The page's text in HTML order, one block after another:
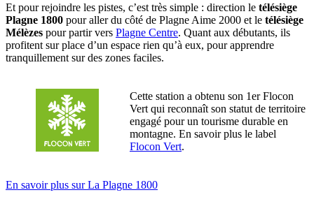
Et pour rejoindre les pistes, c’est très simple : direction le télésiège
Plagne 1800 pour aller du côté de Plagne Aime 2000 et le télésiège
Mélèzes pour partir vers Plagne Centre. Quant aux débutants, ils
profitent sur place d’un espace rien qu’à eux, pour apprendre
tranquillement sur des zones faciles.
Cette station a obtenu son 1er Flocon
Vert qui reconnaît son statut de territoire
engagé pour un tourisme durable en
montagne. En savoir plus le label
Flocon Vert.
En savoir plus sur La Plagne 1800